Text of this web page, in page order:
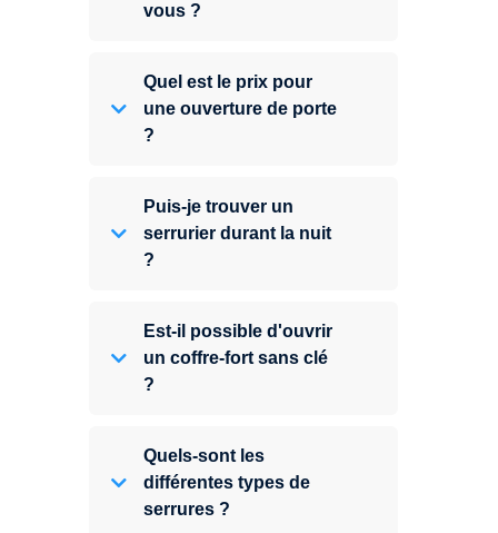
vous ?
Quel est le prix pour
une ouverture de porte
?
Puis-je trouver un
serrurier durant la nuit
?
Est-il possible d'ouvrir
un coffre-fort sans clé
?
Quels-sont les
différentes types de
serrures ?